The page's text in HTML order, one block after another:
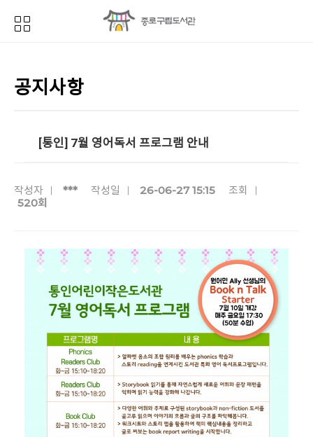
공지사항
[통인] 7월 영어독서 프로그램 안내
작성자 *** 작성일 26-06-27 15:15 조회
520회